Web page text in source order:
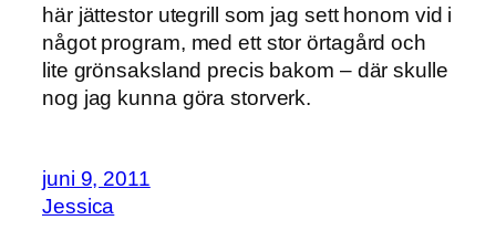
här jättestor utegrill som jag sett honom vid i
något program, med ett stor örtagård och
lite grönsaksland precis bakom – där skulle
nog jag kunna göra storverk.
juni 9, 2011
Jessica